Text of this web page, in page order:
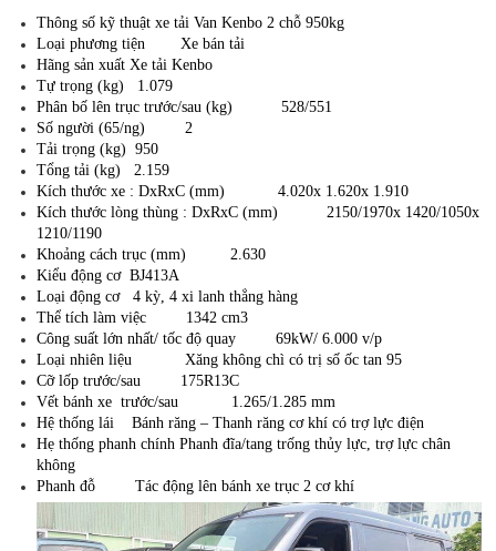
Thông số kỹ thuật xe tải Van Kenbo 2 chỗ 950kg
Loại phương tiện Xe bán tải
Hãng sản xuất Xe tải Kenbo
Tự trọng (kg) 1.079
Phân bố lên trục trước/sau (kg) 528/551
Số người (65/ng) 2
Tải trọng (kg) 950
Tổng tải (kg) 2.159
Kích thước xe : DxRxC (mm) 4.020x 1.620x 1.910
Kích thước lòng thùng : DxRxC (mm) 2150/1970x 1420/1050x
1210/1190
Khoảng cách trục (mm) 2.630
Kiểu động cơ BJ413A
Loại động cơ 4 kỳ, 4 xi lanh thẳng hàng
Thể tích làm việc 1342 cm3
Công suất lớn nhất/ tốc độ quay 69kW/ 6.000 v/p
Loại nhiên liệu Xăng không chì có trị số ốc tan 95
Cỡ lốp trước/sau 175R13C
Vết bánh xe trước/sau 1.265/1.285 mm
Hệ thống lái Bánh răng – Thanh răng cơ khí có trợ lực điện
Hẹ thống phanh chính Phanh đĩa/tang trống thủy lực, trợ lực chân
không
Phanh đỗ Tác động lên bánh xe trục 2 cơ khí